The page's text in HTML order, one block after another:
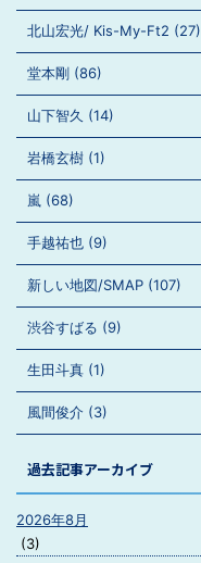
北山宏光/ Kis-My-Ft2 (27)
堂本剛 (86)
山下智久 (14)
岩橋玄樹 (1)
嵐 (68)
手越祐也 (9)
新しい地図/SMAP (107)
渋谷すばる (9)
生田斗真 (1)
風間俊介 (3)
過去記事アーカイブ
2026年8月
(3)